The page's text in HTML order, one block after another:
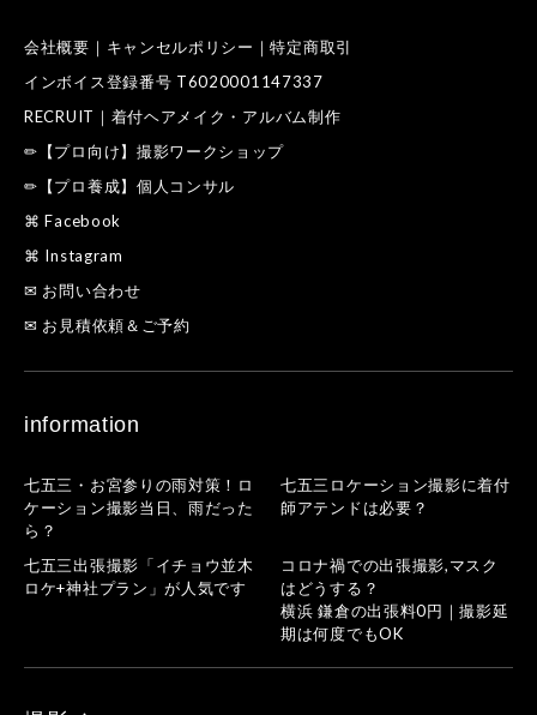
会社概要｜キャンセルポリシー｜特定商取引
インボイス登録番号 T6020001147337
RECRUIT｜着付ヘアメイク・アルバム制作
✏【プロ向け】撮影ワークショップ
✏【プロ養成】個人コンサル
⌘ Facebook
⌘ Instagram
✉ お問い合わせ
✉ お見積依頼＆ご予約
information
七五三・お宮参りの雨対策！ロ
ケーション撮影当日、雨だった
ら？
七五三ロケーション撮影に着付
師アテンドは必要？
七五三出張撮影「イチョウ並木
ロケ+神社プラン」が人気です
コロナ禍での出張撮影,マスク
はどうする？
横浜 鎌倉の出張料0円｜撮影延
期は何度でもOK